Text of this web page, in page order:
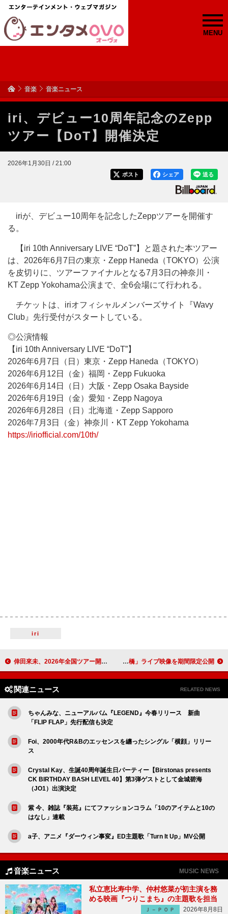
MENU
音楽 音楽ニュース
iri、デビュー10周年記念のZepp
ツアー【DoT】開催決定
2026年1月30日 / 21:00
送る
シェア
ポスト
iriが、デビュー10周年を記念したZeppツアーを開催す
る。
【iri 10th Anniversary LIVE “DoT”】と題された本ツアー
は、2026年6月7日の東京・Zepp Haneda（TOKYO）公演
を皮切りに、ツアーファイナルとなる7月3日の神奈川・
KT Zepp Yokohama公演まで、全6会場にて行われる。
チケットは、iriオフィシャルメンバーズサイト『Wavy
Club』先行受付がスタートしている。
◎公演情報
【iri 10th Anniversary LIVE “DoT”】
2026年6月7日（日）東京・Zepp Haneda（TOKYO）
2026年6月12日（金）福岡・Zepp Fukuoka
2026年6月14日（日）大阪・Zepp Osaka Bayside
2026年6月19日（金）愛知・Zepp Nagoya
2026年6月28日（日）北海道・Zepp Sapporo
2026年7月3日（金）神奈川・KT Zepp Yokohama
https://iriofficial.com/10th/
iri
倖田來未、2026年全国ツアー開催決定 25周年記念アリーナツアー香港公演も同時発表 乃木坂46、【CENTRAL 2025】の「歩道橋」ライブ映像を期間限定公開
関連ニュース RELATED NEWS
ちゃんみな、ニューアルバム『LEGEND』今春リリース 新曲
「FLIP FLAP」先行配信も決定
Foi、2000年代R&Bのエッセンスを纏ったシングル「横顔」リリー
ス
Crystal Kay、生誕40周年誕生日パーティー【Birstonas presents
CK BIRTHDAY BASH LEVEL 40】第3弾ゲストとして金城碧海
（JO1）出演決定
紫 今、雑誌『装苑』にてファッションコラム「10のアイテムと10の
はなし」連載
a子、アニメ『ダーウィン事変』ED主題歌「Turn It Up」MV公開
音楽ニュース MUSIC NEWS
私立恵比寿中学、仲村悠菜が初主演を務
める映画『つりこまち』の主題歌を担当
Ｊ－ＰＯＰ 2026年8月8日